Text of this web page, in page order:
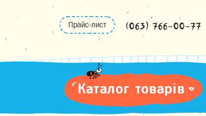
Прайс-лист (063) 766-00-77
Каталог товарів